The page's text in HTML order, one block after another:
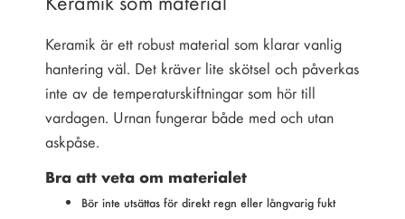
Keramik är ett robust material som klarar vanlig
hantering väl. Det kräver lite skötsel och påverkas
inte av de temperaturskiftningar som hör till
vardagen. Urnan fungerar både med och utan
askpåse.
Bra att veta om materialet
Bör inte utsättas för direkt regn eller långvarig fukt